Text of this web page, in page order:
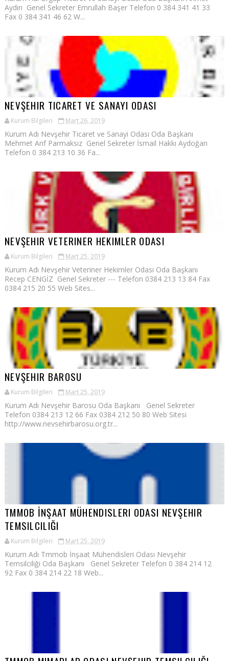
Aydın Genel Sekreter Emrullah Başer Telefon 0 384 341 41 33
Fax 0 384 341 46 62 W...
NEVŞEHIR TICARET VE SANAYI ODASI
Kurum Bilgileri Mart 26, 2019
Kurum Adı Nevşehir Ticaret ve Sanayi Odası Oda Başkanı
Mehmet Arif Parmaksız Genel Sekreter İsmail Hakkı Aydoğan
Telefon 0 384 213 10 36 Fa...
NEVŞEHIR VETERINER HEKIMLER ODASI
Kurum Bilgileri Mart 25, 2019
Kurum Adı Nevşehir Veteriner Hekimler Odası Oda Başkanı
Recep CENGİZ Genel Sekreter --- Telefon 0384 213 13 84 Fax
0384 215 20 55 Web Sites...
NEVŞEHIR BAROSU
Kurum Bilgileri Mart 25, 2019
Kurum Adı Nevşehir Barosu Oda Başkanı Genel Sekreter
Telefon 0384 213 12 66 Fax 0384 212 50 80 Web Sitesi
http://www.nevsehirbarosu.org.tr...
TMMOB İNŞAAT MÜHENDISLERI ODASI NEVŞEHIR
TEMSILCILIĞI
Kurum Bilgileri Mart 25, 2019
Kurum Adı Tmmob İnşaat Mühendisleri Odası Nevşehir
Temsilciliği Oda Başkanı Genel Sekreter Telefon 0 384 214 12
92 Fax 0 384 214 22 18 Web...